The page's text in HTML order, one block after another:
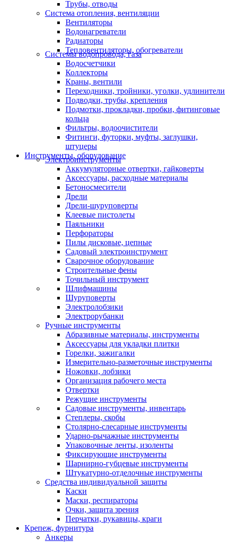
Трубы, отводы
Система отопления, вентиляции
Вентиляторы
Водонагреватели
Радиаторы
Тепловентиляторы, обогреватели
Системы водопровода, газа
Водосчетчики
Коллекторы
Краны, вентили
Переходники, тройники, уголки, удлинители
Подводки, трубы, крепления
Подмотки, прокладки, пробки, фитинговые
кольца
Фильтры, водоочистители
Фитинги, футорки, муфты, заглушки,
штуцеры
Инструменты, оборудование
Электроинструменты
Аккумуляторные отвертки, гайковерты
Аксессуары, расходные материалы
Бетоносмесители
Дрели
Дрели-шуруповерты
Клеевые пистолеты
Паяльники
Перфораторы
Пилы дисковые, цепные
Садовый электроинструмент
Сварочное оборудование
Строительные фены
Точильный инструмент
Шлифмашины
Шуруповерты
Электролобзики
Электрорубанки
Ручные инструменты
Абразивные материалы, инструменты
Аксессуары для укладки плитки
Горелки, зажигалки
Измерительно-разметочные инструменты
Ножовки, лобзики
Организация рабочего места
Отвертки
Режущие инструменты
Садовые инструменты, инвентарь
Степлеры, скобы
Столярно-слесарные инструменты
Ударно-рычажные инструменты
Упаковочные ленты, изоленты
Фиксирующие инструменты
Шарнирно-губцевые инструменты
Штукатурно-отделочные инструменты
Средства индивидуальной защиты
Каски
Маски, респираторы
Очки, защита зрения
Перчатки, рукавицы, краги
Крепеж, фурнитура
Анкеры